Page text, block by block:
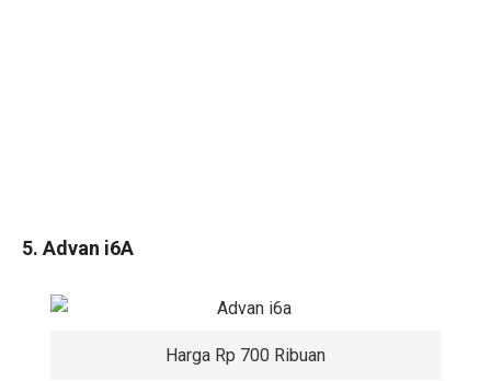
5. Advan i6A
Harga Rp 700 Ribuan